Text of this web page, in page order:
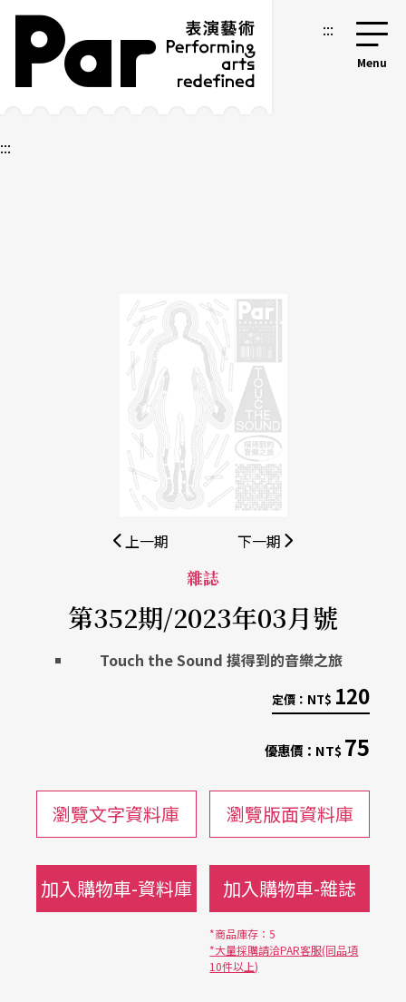
跳到主要內容區塊
網站導覽 :::
:::
上一期 下一期
雜誌
第352期/2023年03月號
Touch the Sound 摸得到的音樂之旅
定價： NT$ 120
優惠價： NT$75
瀏覽文字資料庫 瀏覽版面資料庫
加入購物車-資料庫 加入購物車-雜誌
*商品庫存：5
*大量採購請洽PAR客服(同品項
10件以上)